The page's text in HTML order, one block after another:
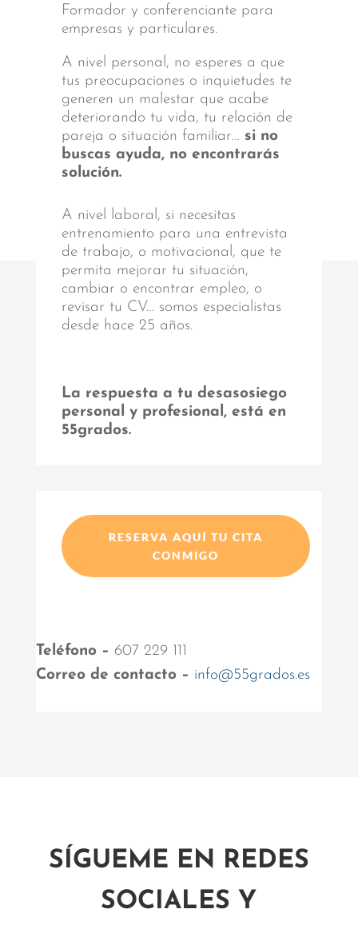
Formador y conferenciante para
empresas y particulares.
A nivel personal, no esperes a que
tus preocupaciones o inquietudes te
generen un malestar que acabe
deteriorando tu vida, tu relación de
pareja o situación familiar… si no
buscas ayuda, no encontrarás
solución.
A nivel laboral, si necesitas
entrenamiento para una entrevista
de trabajo, o motivacional, que te
permita mejorar tu situación,
cambiar o encontrar empleo, o
revisar tu CV… somos especialistas
desde hace 25 años.
La respuesta a tu desasosiego
personal y profesional, está en
55grados.
RESERVA AQUÍ TU CITA
CONMIGO
Teléfono – 607 229 111
Correo de contacto – info@55grados.es
SÍGUEME EN REDES
SOCIALES Y